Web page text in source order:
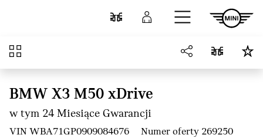
Przejdź do głównej treści
Porównaj Zaloguj się
Przegląd
BMW X3 M50 xDrive
w tym 24 Miesiące Gwarancji
VIN WBA71GP0909084676
Numer oferty 269250